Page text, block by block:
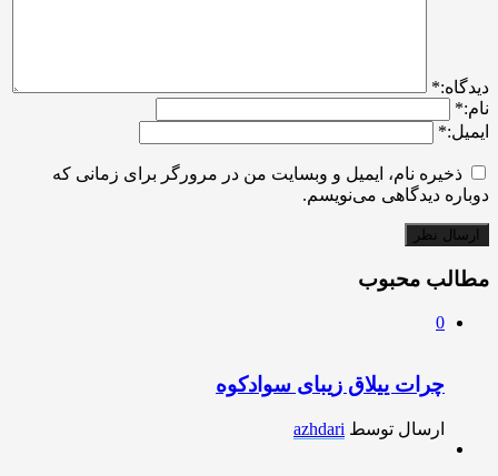
ديدگاه:*
نام:*
ایمیل:*
ذخیره نام، ایمیل و وبسایت من در مرورگر برای زمانی که
دوباره دیدگاهی می‌نویسم.
مطالب محبوب
0
چرات ییلاق زیبای سوادکوه
ارسال توسط azhdari